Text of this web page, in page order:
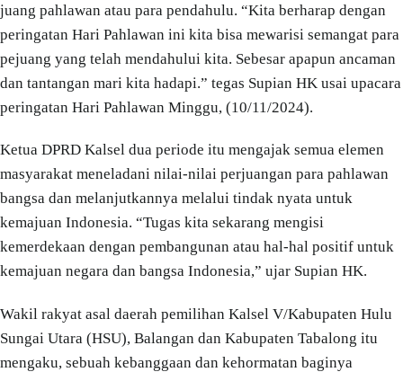
juang pahlawan atau para pendahulu. “Kita berharap dengan
peringatan Hari Pahlawan ini kita bisa mewarisi semangat para
pejuang yang telah mendahului kita. Sebesar apapun ancaman
dan tantangan mari kita hadapi.” tegas Supian HK usai upacara
peringatan Hari Pahlawan Minggu, (10/11/2024).
Ketua DPRD Kalsel dua periode itu mengajak semua elemen
masyarakat meneladani nilai-nilai perjuangan para pahlawan
bangsa dan melanjutkannya melalui tindak nyata untuk
kemajuan Indonesia. “Tugas kita sekarang mengisi
kemerdekaan dengan pembangunan atau hal-hal positif untuk
kemajuan negara dan bangsa Indonesia,” ujar Supian HK.
Wakil rakyat asal daerah pemilihan Kalsel V/Kabupaten Hulu
Sungai Utara (HSU), Balangan dan Kabupaten Tabalong itu
mengaku, sebuah kebanggaan dan kehormatan baginya